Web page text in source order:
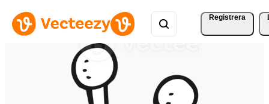
Registrera